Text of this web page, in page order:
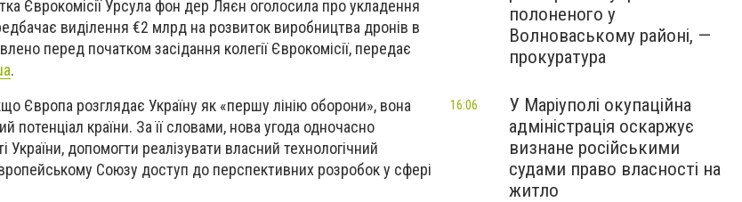
Єврокомісії Урсула фон дер Ляєн оголосила про укладення
виділення €2 млрд на розвиток виробництва дронів в
перед початком засідання колегії Єврокомісії, передає
.
Європа розглядає Україну як «першу лінію оборони», вона
потенціал країни. За її словами, нова угода одночасно
допомогти реалізувати власний технологічний
Союзу доступ до перспективних розробок у сфері
полоненого у
Волноваському районі, —
прокуратура
У Маріуполі окупаційна
адміністрація оскаржує
визнане російськими
судами право власності на
житло
16:06